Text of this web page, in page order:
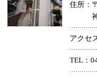
住所
アクセ
TEL